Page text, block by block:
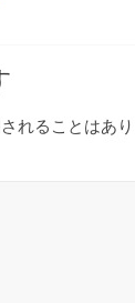
れることはあり